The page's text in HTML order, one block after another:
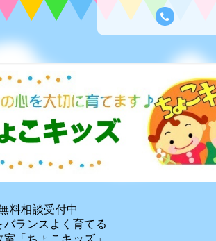
料相談受付中
バランスよく育てる
「ちょこキッズ」